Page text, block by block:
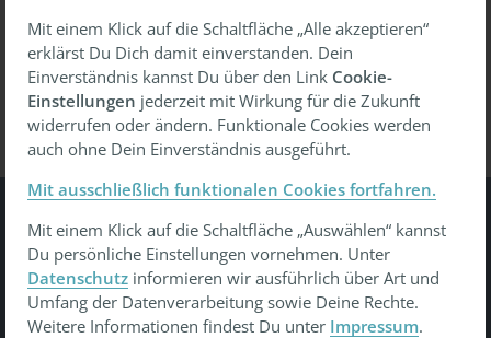
Passwort vergessen?Wiederherstellen
Gesundheit Bewegt
Tu was - gesund leben, gesund arbeiten, gesund älter
werden
Mit einem Klick auf die Schaltfläche „Alle akzeptieren“
erklärst Du Dich damit einverstanden. Dein
Einverständnis kannst Du über den Link Cookie-
Einstellungen jederzeit mit Wirkung für die Zukunft
widerrufen oder ändern. Funktionale Cookies werden
auch ohne Dein Einverständnis ausgeführt.
Mit ausschließlich funktionalen Cookies fortfahren.
Mit einem Klick auf die Schaltfläche „Auswählen“ kannst
Du persönliche Einstellungen vornehmen. Unter
Datenschutz informieren wir ausführlich über Art und
Umfang der Datenverarbeitung sowie Deine Rechte.
Weitere Informationen findest Du unter Impressum.